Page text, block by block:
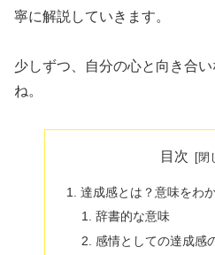
寧に解説していきます。
少しずつ、自分の心と向き合
ね。
目次
達成感とは？意味をわ
辞書的な意味
感情としての達成感